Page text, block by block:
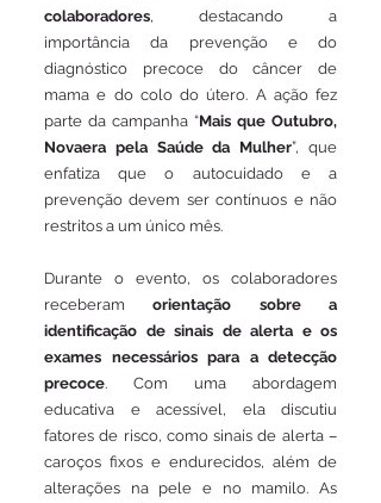
colaboradores, destacando a
importância da prevenção e do
diagnóstico precoce do câncer de
mama e do colo do útero. A ação fez
parte da campanha “Mais que Outubro,
Novaera pela Saúde da Mulher”, que
enfatiza que o autocuidado e a
prevenção devem ser contínuos e não
restritos a um único mês.
Durante o evento, os colaboradores
receberam orientação sobre a
identificação de sinais de alerta e os
exames necessários para a detecção
precoce. Com uma abordagem
educativa e acessível, ela discutiu
fatores de risco, como sinais de alerta –
caroços fixos e endurecidos, além de
alterações na pele e no mamilo. As